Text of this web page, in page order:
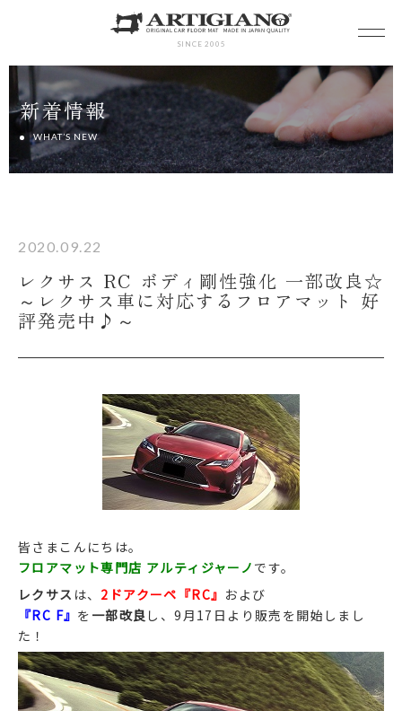
SINCE 2005
新着情報
WHAT’S NEW
2020.09.22
レクサス RC ボディ剛性強化 一部改良☆
～レクサス車に対応するフロアマット 好
評発売中♪～
皆さまこんにちは。
フロアマット専門店 アルティジャーノ です。
レクサス は、 2ドアクーペ『RC』 および
『RC F』 を 一部改良 し、9月17日より販売を開始しまし
た！